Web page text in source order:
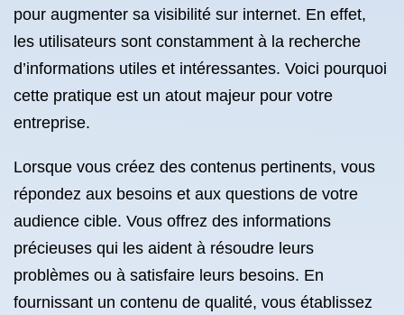
pour augmenter sa visibilité sur internet. En effet,
les utilisateurs sont constamment à la recherche
d’informations utiles et intéressantes. Voici pourquoi
cette pratique est un atout majeur pour votre
entreprise.
Lorsque vous créez des contenus pertinents, vous
répondez aux besoins et aux questions de votre
audience cible. Vous offrez des informations
précieuses qui les aident à résoudre leurs
problèmes ou à satisfaire leurs besoins. En
fournissant un contenu de qualité, vous établissez